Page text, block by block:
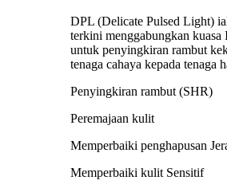
DPL (Delicate Pulsed Light)
terkini menggabungkan kuasa
untuk penyingkiran rambut
tenaga cahaya kepada tenaga
Penyingkiran rambut (SHR)
Peremajaan kulit
Memperbaiki penghapusan
Memperbaiki kulit Sensitif